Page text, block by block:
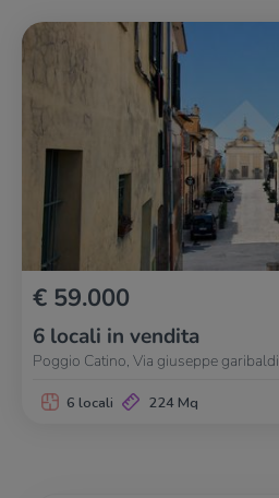
€ 59.000
6 locali in vendita
Poggio Catino, Via giuseppe garibaldi
6 locali 224 Mq